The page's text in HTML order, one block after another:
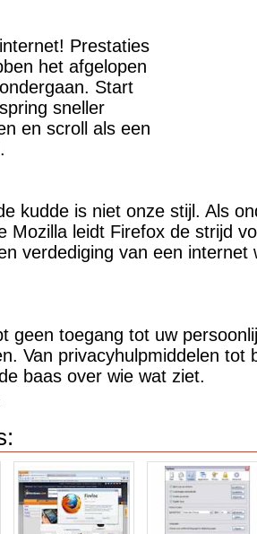
Prestaties
het afgelopen
Start
sneller
en scroll als een
kudde is niet onze stijl. Als
Mozilla leidt Firefox de strijd
verdediging van een internet
geen toegang tot uw
Van privacyhulpmiddelen tot
baas over wie wat ziet.